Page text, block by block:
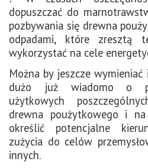
dopuszczać do
pozbywania się drewna
odpadami, które zresztą
wykorzystać na cele
Można by jeszcze
dużo już wiadomo o
użytkowych
drewna poużytkowego i
określić potencjalne
zużycia do celów
innych.